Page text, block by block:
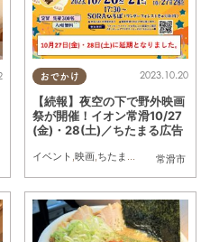
まる広告
おでかけ
常滑市
2023.10.20
【続報】夜空の下で野外映画
祭が開催！イオン常滑10/27
(金)・28(土)／ちたまる広告
イベント 映画, ちたまる広告